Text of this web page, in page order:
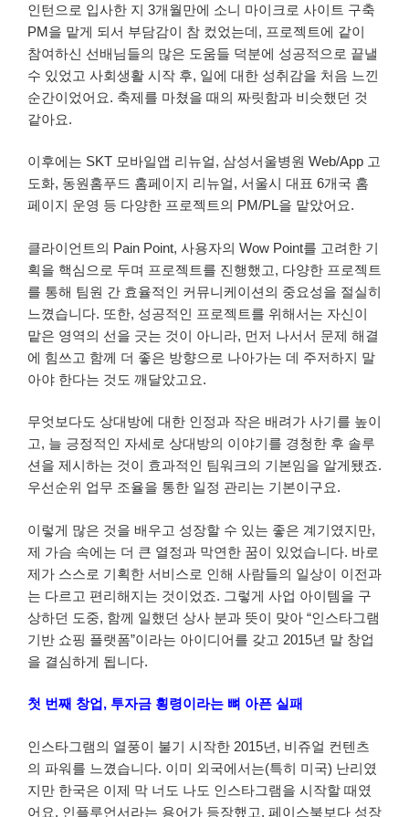
인턴으로 입사한 지 3개월만에 소니 마이크로 사이트 구축
PM을 맡게 되서 부담감이 참 컸었는데, 프로젝트에 같이
참여하신 선배님들의 많은 도움들 덕분에 성공적으로 끝낼
수 있었고 사회생활 시작 후, 일에 대한 성취감을 처음 느낀
순간이었어요. 축제를 마쳤을 때의 짜릿함과 비슷했던 것
같아요.
이후에는 SKT 모바일앱 리뉴얼, 삼성서울병원 Web/App 고
도화, 동원홈푸드 홈페이지 리뉴얼, 서울시 대표 6개국 홈
페이지 운영 등 다양한 프로젝트의 PM/PL을 맡았어요.
클라이언트의 Pain Point, 사용자의 Wow Point를 고려한 기
획을 핵심으로 두며 프로젝트를 진행했고, 다양한 프로젝트
를 통해 팀원 간 효율적인 커뮤니케이션의 중요성을 절실히
느꼈습니다. 또한, 성공적인 프로젝트를 위해서는 자신이
맡은 영역의 선을 긋는 것이 아니라, 먼저 나서서 문제 해결
에 힘쓰고 함께 더 좋은 방향으로 나아가는 데 주저하지 말
아야 한다는 것도 깨달았고요.
무엇보다도 상대방에 대한 인정과 작은 배려가 사기를 높이
고, 늘 긍정적인 자세로 상대방의 이야기를 경청한 후 솔루
션을 제시하는 것이 효과적인 팀워크의 기본임을 알게됐죠.
우선순위 업무 조율을 통한 일정 관리는 기본이구요.
이렇게 많은 것을 배우고 성장할 수 있는 좋은 계기였지만,
제 가슴 속에는 더 큰 열정과 막연한 꿈이 있었습니다. 바로
제가 스스로 기획한 서비스로 인해 사람들의 일상이 이전과
는 다르고 편리해지는 것이었죠. 그렇게 사업 아이템을 구
상하던 도중, 함께 일했던 상사 분과 뜻이 맞아 “인스타그램
기반 쇼핑 플랫폼”이라는 아이디어를 갖고 2015년 말 창업
을 결심하게 됩니다.
첫 번째 창업, 투자금 횡령이라는 뼈 아픈 실패
인스타그램의 열풍이 불기 시작한 2015년, 비쥬얼 컨텐츠
의 파워를 느꼈습니다. 이미 외국에서는(특히 미국) 난리였
지만 한국은 이제 막 너도 나도 인스타그램을 시작할 때였
어요. 인플루언서라는 용어가 등장했고, 페이스북보다 성장